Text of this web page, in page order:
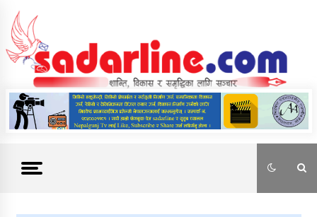
content
News For Nepal